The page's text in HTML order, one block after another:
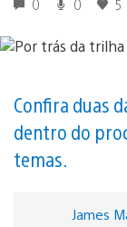
0 0 5
Confira duas
dentro do
temas.
James